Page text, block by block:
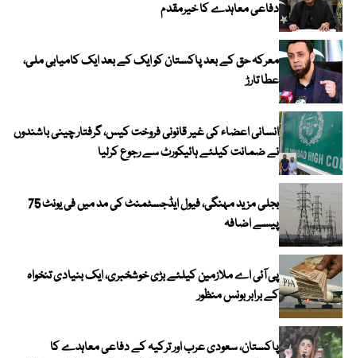
دفاعی معاہدے کا خیرمقدم
معرکہ حق کے بعد پاکستان کو ایک کے بعد ایک کامیابی ملی،
عطا تارڑ
انسانی اعضاء کی غیر قانونی فروخت کیس، گرفتار چینی باشندوں
نے ضمانت کیلئے ہائیکورٹ سے رجوع کرلیا
بجلی مزید مہنگی، فیول ایڈجسٹمنٹ کی مد میں فی یونٹ 75
پیسے اضافہ
پی آئی اے ملازمین کیلئے بڑی خوشخبری، ایک بنیادی تنخواہ
کے برابر بونس منظور
پاکستان، سعودی عرب اور ترکیہ کے دفاعی معاہدے کا